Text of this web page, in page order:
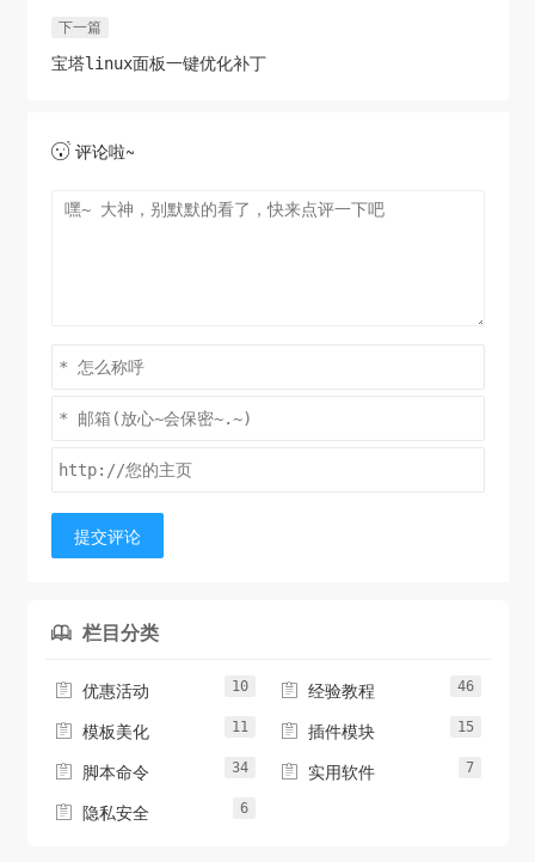
下一篇
宝塔linux面板一键优化补丁
评论啦~
提交评论
 栏目分类
 优惠活动 10  经验教程 46
 模板美化 11  插件模块 15
 脚本命令 34  实用软件 7
 隐私安全 6